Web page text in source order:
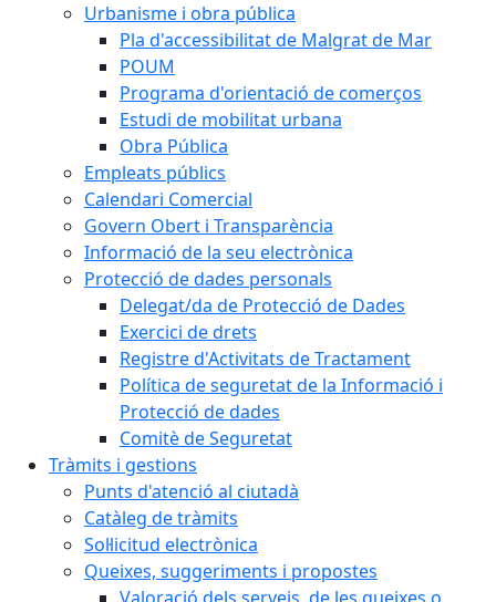
Urbanisme i obra pública
Pla d'accessibilitat de Malgrat de Mar
POUM
Programa d'orientació de comerços
Estudi de mobilitat urbana
Obra Pública
Empleats públics
Calendari Comercial
Govern Obert i Transparència
Informació de la seu electrònica
Protecció de dades personals
Delegat/da de Protecció de Dades
Exercici de drets
Registre d'Activitats de Tractament
Política de seguretat de la Informació i
Protecció de dades
Comitè de Seguretat
Tràmits i gestions
Punts d'atenció al ciutadà
Catàleg de tràmits
Sol·licitud electrònica
Queixes, suggeriments i propostes